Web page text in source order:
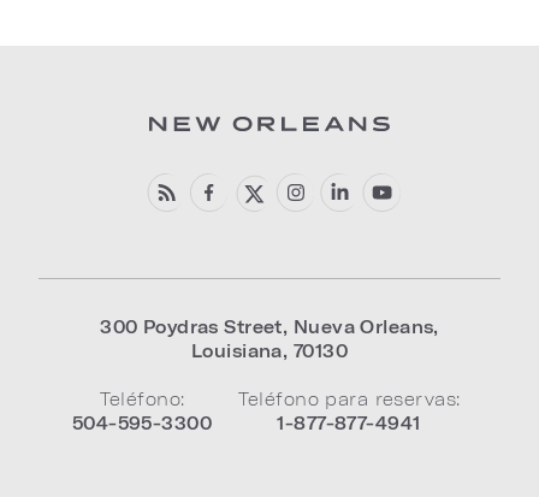
300 Poydras Street, Nueva Orleans,
Louisiana, 70130
Teléfono:
504-595-3300
Teléfono para reservas:
1-877-877-4941